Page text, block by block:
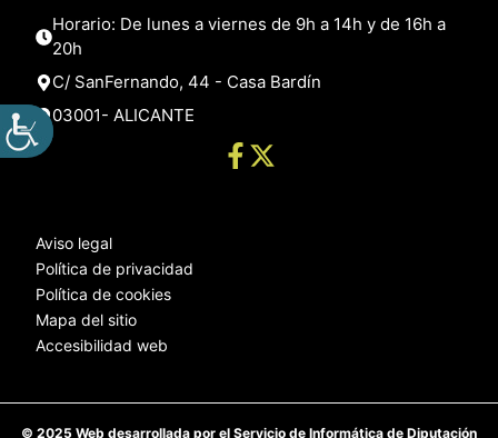
Horario: De lunes a viernes de 9h a 14h y de 16h a
20h
C/ SanFernando, 44 - Casa Bardín
03001- ALICANTE
Aviso legal
Política de privacidad
Política de cookies
Mapa del sitio
Accesibilidad web
© 2025 Web desarrollada por el Servicio de Informática de Diputación